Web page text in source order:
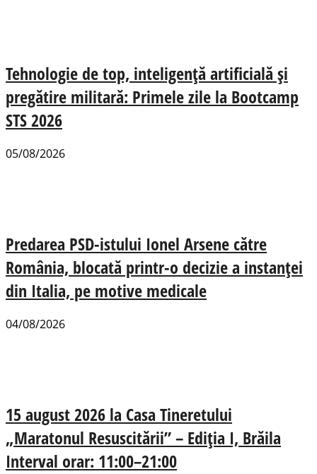
Tehnologie de top, inteligență artificială și
pregătire militară: Primele zile la Bootcamp
STS 2026
05/08/2026
Predarea PSD-istului Ionel Arsene către
România, blocată printr-o decizie a instanței
din Italia, pe motive medicale
04/08/2026
15 august 2026 la Casa Tineretului
„Maratonul Resuscitării” – Ediția I, Brăila
Interval orar: 11:00–21:00